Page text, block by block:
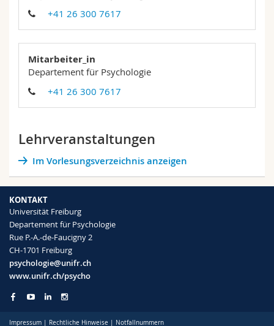
Fak. für Erziehungs- und Bildungswissenschaften
Math.-Nat. und Med. Fak.
Interfakultär
Forschende
Mitarbeitende
Doktorierende
Bibliotheken
Webmail
Vorlesungsverzeichnis
+41 26 300 7617
Mitarbeiter_in
Departement für Psychologie
+41 26 300 7617
Lehrveranstaltungen
Im Vorlesungsverzeichnis anzeigen
KONTAKT
Universität Freiburg
Departement für Psychologie
Rue P.-A.-de-Faucigny 2
CH-1701 Freiburg
psychologie@unifr.ch
www.unifr.ch/psycho
Impressum | Rechtliche Hinweise | Notfallnummern